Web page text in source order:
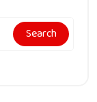
Search